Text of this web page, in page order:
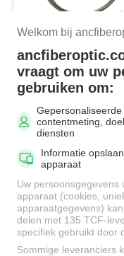
populaire
MPO Fiber Optic
Cable
Fiber Optic Adapters
Optische vezelkabel
Welkom bij
vraagt om uw
gebruiken om:
contentmeting,
diensten
Informatie
apparaat
Uw persoonsgegevens
apparaat (cookies,
apparaatgegevens)
delen met 135 TCF-
specifiek gebruikt door
Sommige leveranciers